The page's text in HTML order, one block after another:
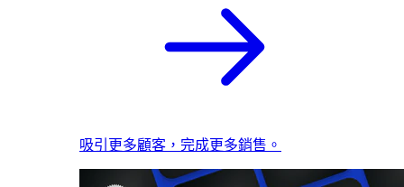
吸引更多顧客，完成更多銷售。